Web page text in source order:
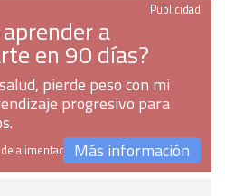
Publicidad
a
en 90 días?
pierde peso con mi
progresivo para
alimentaciónMás información